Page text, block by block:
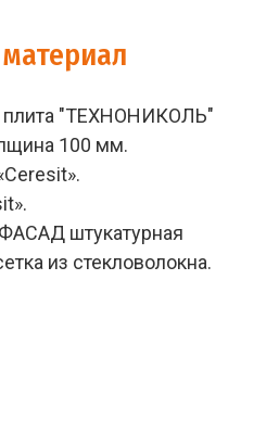
плита "ТЕХНОНИКОЛЬ"
100 мм.
штукатурная
из стекловолокна.